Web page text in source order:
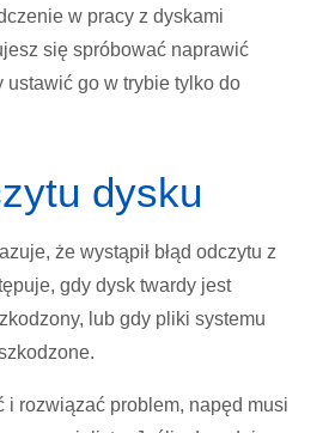
w pracy z dyskami
się spróbować naprawić
ustawić go w trybie tylko do
dysku
że wystąpił błąd odczytu z
gdy dysk twardy jest
lub gdy pliki systemu
i rozwiązać problem, napęd musi